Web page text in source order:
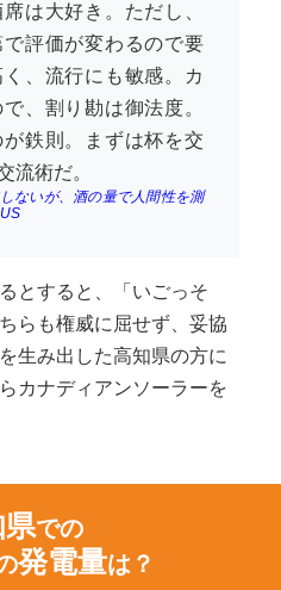
は大好き。ただし、
評価が変わるので要
、流行にも敏感。カ
、割り勘は御法度。
鉄則。まずは杯を交
流術だ。
ないが、酒の量で人間性を測
とすると、「いごっそ
らも権威に屈せず、妥協
生み出した高知県の方に
カナディアンソーラーを
での
発電量は？